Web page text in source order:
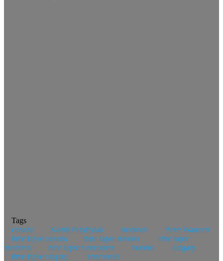
Tags
canada
Kamil Przybylak montreal‬
Peter Wancerz
time lapse canada
time lapse toronto‬ ‪
time lapse
‎montreal‬
time lapse ‎vancouver‬ toronto‬ ‪
‎calgary‬ ‪
‎time lapse calgary‬ ‪
‎vancouver‬